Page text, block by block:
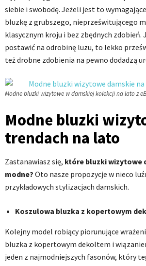
siebie i swobodę. Jeżeli jest to
bluzkę z grubszego, nieprześwitującego
klasycznym kroju i bez zbędnych zdobień.
postawić na odrobinę luzu, to lekko
też drobne zdobienia na pewno dodadzą
Modne bluzki wizytowe w damskiej kolekcji na lato z
Modne bluzki
trendach na lato
Zastanawiasz się, które bluzki wizytowe
modne? Oto nasze propozycje w nieco
przykładowych stylizacjach damskich.
Koszulowa bluzka z kopertowym
Kolejny model robiący piorunujące
bluzka z kopertowym dekoltem i
jeden z najmodniejszych fasonów, który